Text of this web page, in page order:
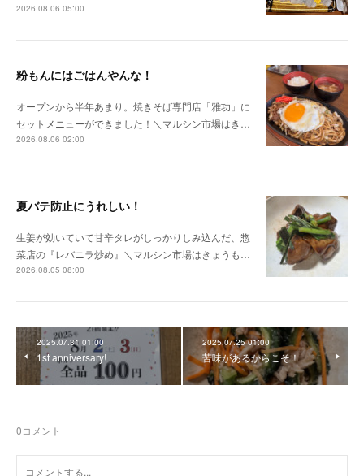
2026.08.06 05:00
粉もんにはごはんやんな！
オープンから半年あまり。焼きそば専門店「雅功」に
セットメニューができました！＼マルシン市場はき…
2026.08.06 02:00
夏バテ防止にうれしい！
生姜が効いていて甘辛タレがしっかりしみ込んだ、惣
菜店の『レバニラ炒め』＼マルシン市場はきょうも…
2026.08.05 08:00
2025.07.31 01:00
1st anniversary!
2025.07.25 01:00
苦味があるからこそ！
0コメント